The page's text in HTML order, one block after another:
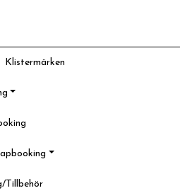
Klistermärken
Tillbehör